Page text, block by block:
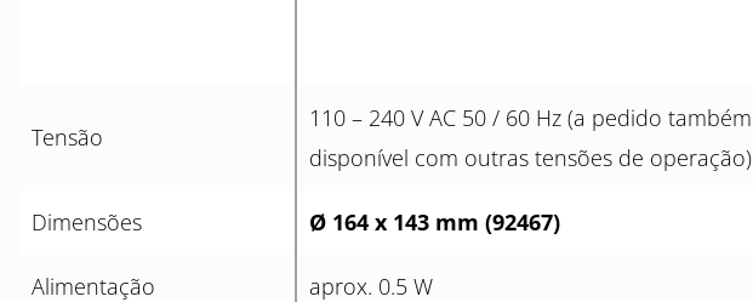
Tensão
110 – 240 V AC 50 / 60 Hz (a pedido também
disponível com outras tensões de operação)
Dimensões Ø 164 x 143 mm (92467)
Alimentação aprox. 0.5 W